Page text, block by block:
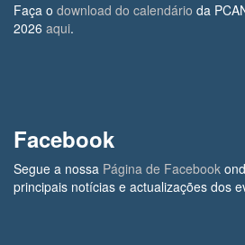
Faça o download do calendário da
2026 aqui.
Facebook
Segue a nossa Página de Facebook
principais notícias e actualizações dos